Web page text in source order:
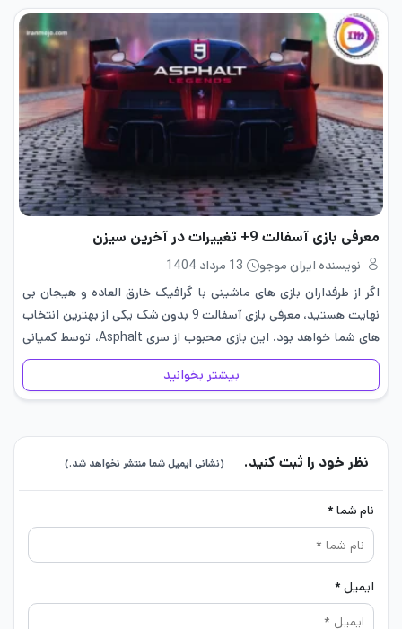
معرفی بازی آسفالت 9+ تغییرات در آخرین سیزن
نویسنده ایران موجو
13 مرداد 1404
اگر از طرفداران بازی های ماشینی با گرافیک خارق العاده و هیجان بی
نهایت هستید، معرفی بازی آسفالت 9 بدون شک یکی از بهترین انتخاب
های شما خواهد بود. این بازی محبوب از سری Asphalt، توسط کمپانی
Gameloft توسعه داده…
بیشتر بخوانید
نظر خود را ثبت کنید. (نشانی ایمیل شما منتشر نخواهد شد.)
نام شما *
ایمیل *